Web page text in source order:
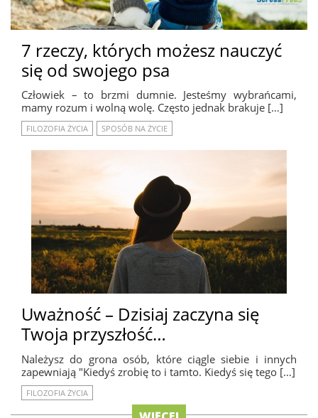
7 rzeczy, których możesz nauczyć
się od swojego psa
Człowiek – to brzmi dumnie. Jesteśmy wybrańcami,
mamy rozum i wolną wolę. Często jednak brakuje […]
FILOZOFIA ŻYCIA SPOSÓB NA ŻYCIE
Uważność – Dzisiaj zaczyna się
Twoja przyszłość…
Należysz do grona osób, które ciągle siebie i innych
zapewniają "Kiedyś zrobię to i tamto. Kiedyś się tego […]
FILOZOFIA ŻYCIA